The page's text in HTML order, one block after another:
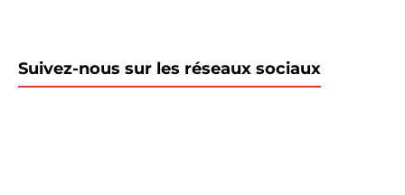
Suivez-nous sur les réseaux sociaux